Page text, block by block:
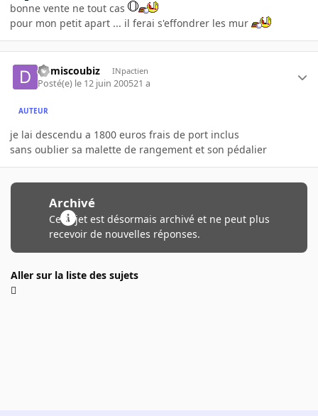
bonne vente ne tout cas
pour mon petit apart ... il ferai s'effondrer les mur
domiscoubiz INpactien
Posté(e) le 12 juin 200521 a
AUTEUR
je lai descendu a 1800 euros frais de port inclus
sans oublier sa malette de rangement et son pédalier
Archivé
Ce sujet est désormais archivé et ne peut plus
recevoir de nouvelles réponses.
Aller sur la liste des sujets